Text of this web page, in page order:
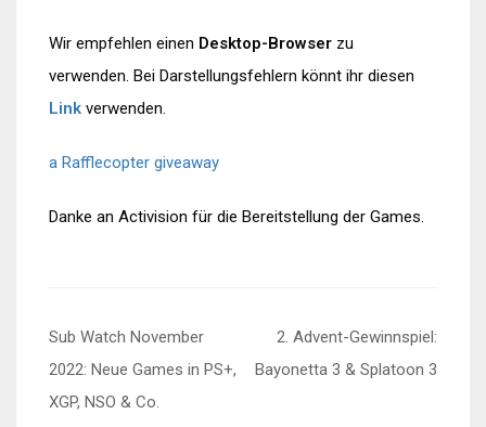
Wir empfehlen einen Desktop-Browser zu
verwenden. Bei Darstellungsfehlern könnt ihr diesen
Link verwenden.
a Rafflecopter giveaway
Danke an Activision für die Bereitstellung der Games.
Beitragsnavigation
Sub Watch November
2022: Neue Games in PS+,
XGP, NSO & Co.
2. Advent-Gewinnspiel:
Bayonetta 3 & Splatoon 3